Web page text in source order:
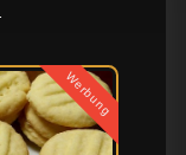
Werbung